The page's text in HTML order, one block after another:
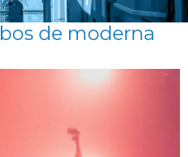
de moderna